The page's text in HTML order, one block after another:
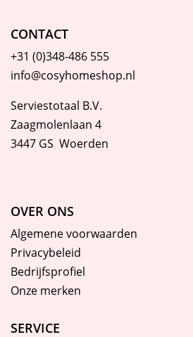
CONTACT
+31 (0)348-486 555
info@cosyhomeshop.nl
Serviestotaal B.V.
Zaagmolenlaan 4
3447 GS Woerden
OVER ONS
Algemene voorwaarden
Privacybeleid
Bedrijfsprofiel
Onze merken
SERVICE